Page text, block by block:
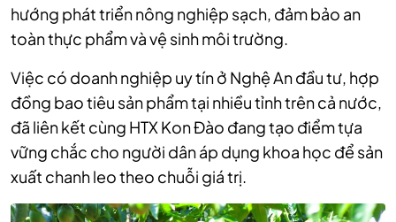
hướng phát triển nông nghiệp sạch, đảm bảo an
toàn thực phẩm và vệ sinh môi trường.
Việc có doanh nghiệp uy tín ở Nghệ An đầu tư, hợp
đồng bao tiêu sản phẩm tại nhiều tỉnh trên cả nước,
đã liên kết cùng HTX Kon Đào đang tạo điểm tựa
vững chắc cho người dân áp dụng khoa học để sản
xuất chanh leo theo chuỗi giá trị.